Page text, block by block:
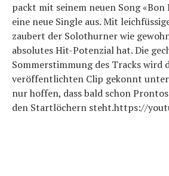
packt mit seinem neuen Song
eine neue Single aus. Mit
zaubert der Solothurner wie
absolutes Hit-Potenzial hat. Die
Sommerstimmung des Tracks wird
veröffentlichten Clip gekonnt
nur hoffen, dass bald schon
den Startlöchern steht.https://